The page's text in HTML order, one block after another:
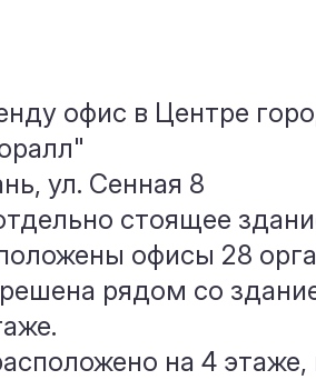
офис в Центре
ул. Сенная 8
стоящее
офисы 28
рядом со
на 4 этаже,